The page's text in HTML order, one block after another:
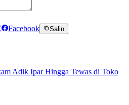
Facebook Salin
Adik Ipar Hingga Tewas di Toko